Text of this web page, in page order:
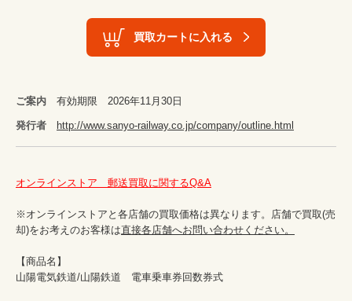
買取カートに入れる
ご案内 有効期限 2026年11月30日
発行者 http://www.sanyo-railway.co.jp/company/outline.html
オンラインストア　郵送買取に関するQ&A
※オンラインストアと各店舗の買取価格は異なります。店舗で買取(売
却)をお考えのお客様は直接各店舗へお問い合わせください。
【商品名】
山陽電気鉄道/山陽鉄道　電車乗車券回数券式